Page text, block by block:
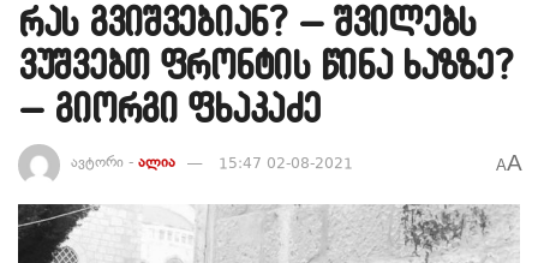
რას გვიშვებიან? – შვილებს
ვუშვებთ ფრონტის წინა ხაზზე?
– გიორგი ფხაკაძე
ავტორი - ალია 15:47 02-08-2021 AA